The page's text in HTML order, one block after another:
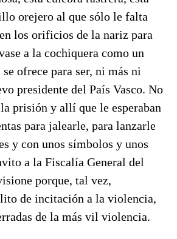
orejero al que sólo le falta
los orificios de la nariz para
a la cochiquera como un
se ofrece para ser, ni más ni
presidente del País Vasco. No
prisión y allí que le esperaban
para jalearle, para lanzarle
y con unos símbolos y unos
a la Fiscalía General del
porque, tal vez,
de incitación a la violencia,
de la más vil violencia.